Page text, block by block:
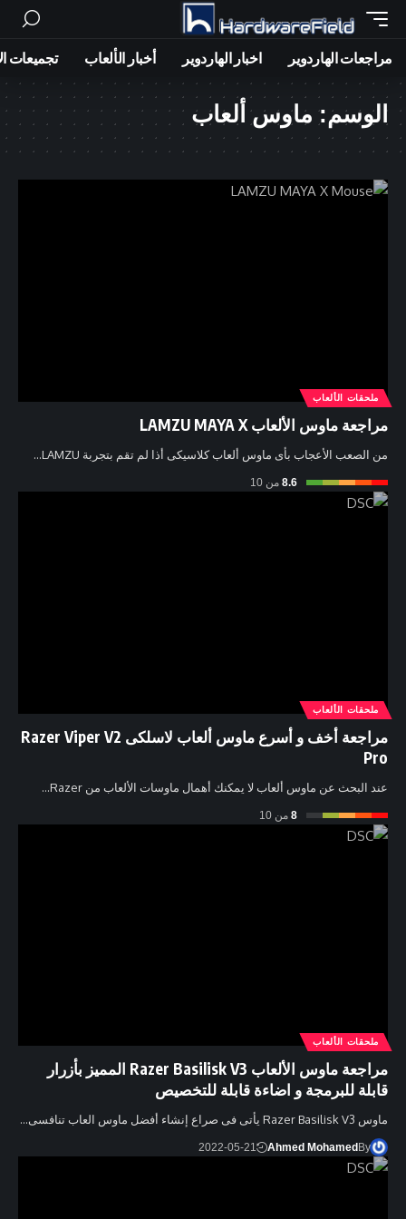
مراجعات الهاردوير اخبار الهاردوير أخبار الألعاب تجميعات
الوسم: ماوس ألعاب
ملحقات الألعاب
مراجعة ماوس الألعاب LAMZU MAYA X
من الصعب الأعجاب بأى ماوس ألعاب كلاسيكى أذا لم تقم بتجربة LAMZU…
8.6 من 10
ملحقات الألعاب
مراجعة أخف و أسرع ماوس ألعاب لاسلكى Razer Viper V2
Pro
عند البحث عن ماوس ألعاب لا يمكنك أهمال ماوسات الألعاب من Razer…
8 من 10
ملحقات الألعاب
مراجعة ماوس الألعاب Razer Basilisk V3 المميز بأزرار
قابلة للبرمجة و اضاءة قابلة للتخصيص
ماوس Razer Basilisk V3 يأتى فى صراع إنشاء أفضل ماوس العاب تنافسى…
By
Ahmed Mohamed
2022-05-21